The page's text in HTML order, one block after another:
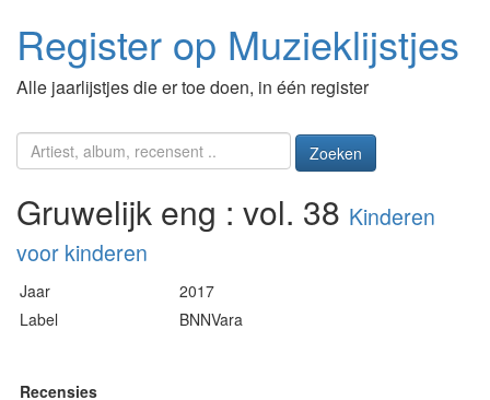
Register op Muzieklijstjes
Alle jaarlijstjes die er toe doen, in één register
Zoeken
Gruwelijk eng : vol. 38 Kinderen
voor kinderen
Jaar
2017
Label
BNNVara
Recensies